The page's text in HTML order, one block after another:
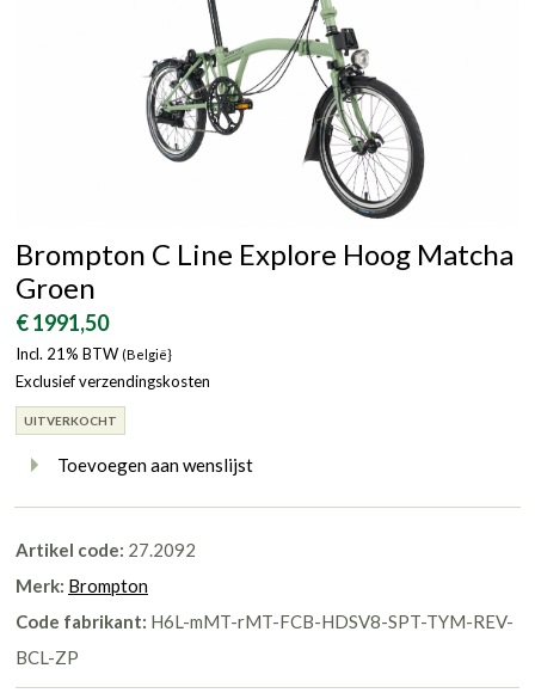
Brompton C Line Explore Hoog Matcha
Groen
€ 1991,50
Incl. 21% BTW (België}
Exclusief verzendingskosten
UITVERKOCHT
Toevoegen aan wenslijst
Artikel code: 27.2092
Merk: Brompton
Code fabrikant: H6L-mMT-rMT-FCB-HDSV8-SPT-TYM-REV-
BCL-ZP